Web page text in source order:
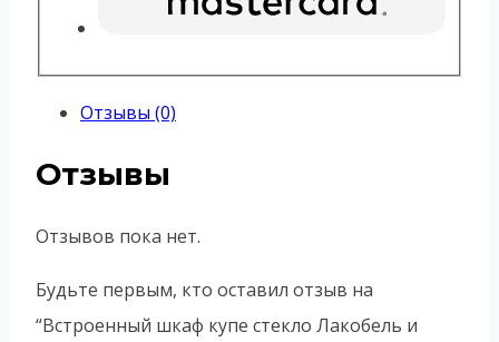
Отзывы (0)
Отзывы
Отзывов пока нет.
Будьте первым, кто оставил отзыв на
“Встроенный шкаф купе стекло Лакобель и